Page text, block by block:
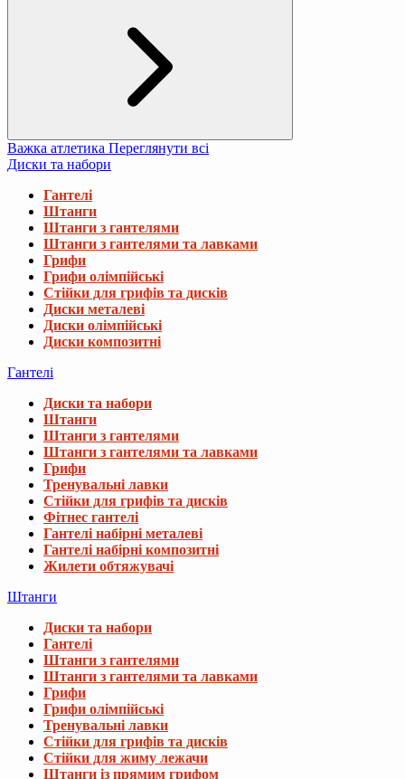
Важка атлетика Переглянути всі
Диски та набори
Гантелі
Штанги
Штанги з гантелями
Штанги з гантелями та лавками
Грифи
Грифи олімпійські
Стійки для грифів та дисків
Диски металеві
Диски олімпійські
Диски композитні
Гантелі
Диски та набори
Штанги
Штанги з гантелями
Штанги з гантелями та лавками
Грифи
Тренувальні лавки
Стійки для грифів та дисків
Фітнес гантелі
Гантелі набірні металеві
Гантелі набірні композитні
Жилети обтяжувачі
Штанги
Диски та набори
Гантелі
Штанги з гантелями
Штанги з гантелями та лавками
Грифи
Грифи олімпійські
Тренувальні лавки
Стійки для грифів та дисків
Стійки для жиму лежачи
Штанги із прямим грифом